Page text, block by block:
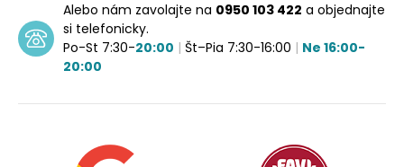
Alebo nám zavolajte na 0950 103 422 a objednajte
si telefonicky.
Po-St 7:30-20:00 | Št–Pia 7:30-16:00 | Ne 16:00-
20:00